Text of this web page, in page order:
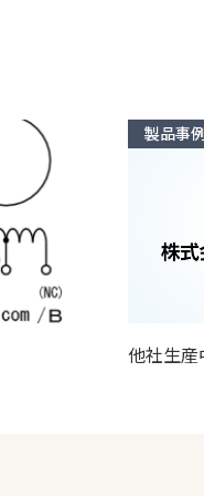
製品事
他社生